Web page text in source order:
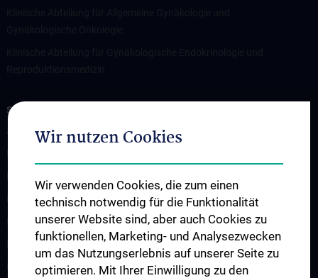
STUDIUM, AUS- UND WEITERBILDUNG
Abteilung für Lehre und postgraduelle Fortbildung
Doktoratsstudium UN790
Internationale Studierende
Postgraduelle Ausbildung
Empfohlene Lehrmittel
Wir nutzen Cookies
Wir verwenden Cookies, die zum einen
technisch notwendig für die Funktionalität
unserer Website sind, aber auch Cookies zu
funktionellen, Marketing- und Analysezwecken
um das Nutzungserlebnis auf unserer Seite zu
optimieren. Mit Ihrer Einwilligung zu den